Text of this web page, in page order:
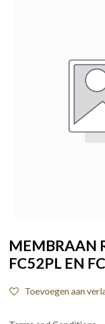
MEMBRAAN
FC52PL EN
Toevoegen aan